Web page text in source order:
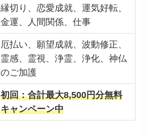
縁切り、恋愛成就、運気好転、
金運、人間関係、仕事
厄払い、願望成就、波動修正、
霊感、霊視、浄霊、浄化、神仏
のご加護
初回：合計最大8,500円分無料
キャンペーン中